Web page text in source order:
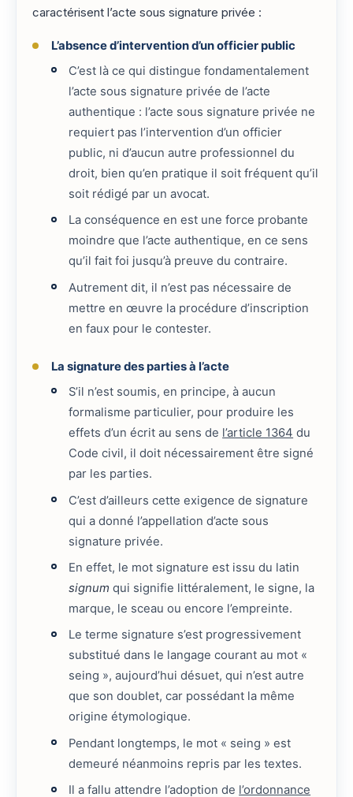
caractérisent l’acte sous signature privée :
L’absence d’intervention d’un officier public
C’est là ce qui distingue fondamentalement
l’acte sous signature privée de l’acte
authentique : l’acte sous signature privée ne
requiert pas l’intervention d’un officier
public, ni d’aucun autre professionnel du
droit, bien qu’en pratique il soit fréquent qu’il
soit rédigé par un avocat.
La conséquence en est une force probante
moindre que l’acte authentique, en ce sens
qu’il fait foi jusqu’à preuve du contraire.
Autrement dit, il n’est pas nécessaire de
mettre en œuvre la procédure d’inscription
en faux pour le contester.
La signature des parties à l’acte
S’il n’est soumis, en principe, à aucun
formalisme particulier, pour produire les
effets d’un écrit au sens de l’article 1364 du
Code civil, il doit nécessairement être signé
par les parties.
C’est d’ailleurs cette exigence de signature
qui a donné l’appellation d’acte sous
signature privée.
En effet, le mot signature est issu du latin
signum qui signifie littéralement, le signe, la
marque, le sceau ou encore l’empreinte.
Le terme signature s’est progressivement
substitué dans le langage courant au mot «
seing », aujourd’hui désuet, qui n’est autre
que son doublet, car possédant la même
origine étymologique.
Pendant longtemps, le mot « seing » est
demeuré néanmoins repris par les textes.
Il a fallu attendre l’adoption de l’ordonnance